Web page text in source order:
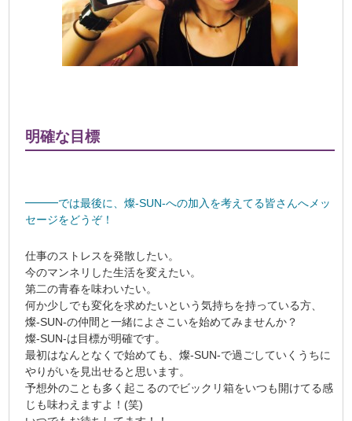
明確な目標
━━━では最後に、燦-SUN-への加入を考えてる皆さんへメッ
セージをどうぞ！
仕事のストレスを発散したい。
今のマンネリした生活を変えたい。
第二の青春を味わいたい。
何か少しでも変化を求めたいという気持ちを持っている方、
燦-SUN-の仲間と一緒によさこいを始めてみませんか？
燦-SUN-は目標が明確です。
最初はなんとなくで始めても、燦-SUN-で過ごしていくうちに
やりがいを見出せると思います。
予想外のことも多く起こるのでビックリ箱をいつも開けてる感
じも味わえますよ！(笑)